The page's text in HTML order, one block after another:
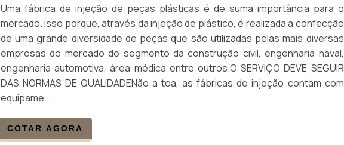
Uma fábrica de injeção de peças plásticas é de suma importância para o
mercado. Isso porque, através da injeção de plástico, é realizada a confecção
de uma grande diversidade de peças que são utilizadas pelas mais diversas
empresas do mercado do segmento da construção civil, engenharia naval,
engenharia automotiva, área médica entre outros.O SERVIÇO DEVE SEGUIR
DAS NORMAS DE QUALIDADENão à toa, as fábricas de injeção contam com
equipame...
COTAR AGORA